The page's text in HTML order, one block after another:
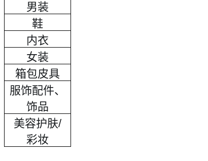
男装
鞋
内衣
女装
箱包皮具
服饰配件、
饰品
美容护肤/
彩妆